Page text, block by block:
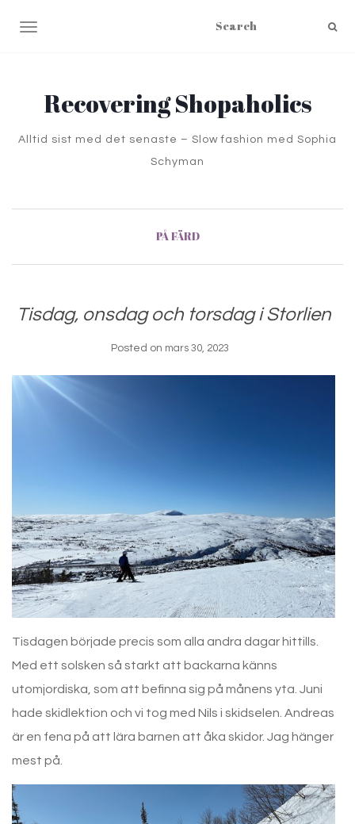
TOGGLE NAVIGATION
Recovering Shopaholics
Alltid sist med det senaste – Slow fashion med Sophia
Schyman
PÅ FÄRD
Tisdag, onsdag och torsdag i Storlien
Posted on mars 30, 2023
Tisdagen började precis som alla andra dagar hittills.
Med ett solsken så starkt att backarna känns
utomjordiska, som att befinna sig på månens yta. Juni
hade skidlektion och vi tog med Nils i skidselen. Andreas
är en fena på att lära barnen att åka skidor. Jag hänger
mest på.